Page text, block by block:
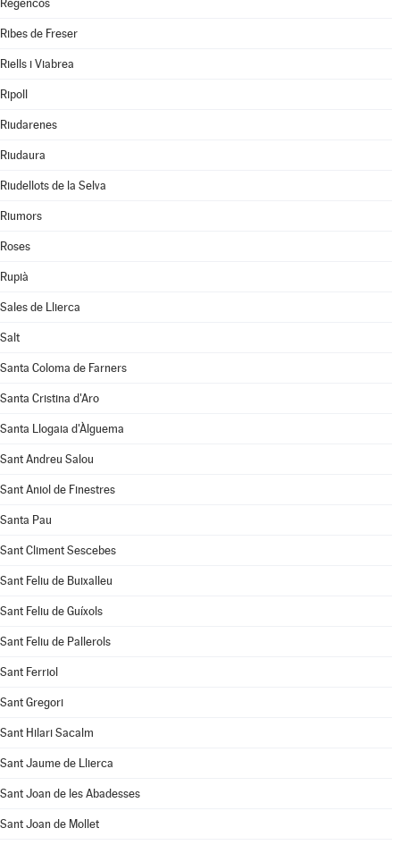
Regencós
Ribes de Freser
Riells i Viabrea
Ripoll
Riudarenes
Riudaura
Riudellots de la Selva
Riumors
Roses
Rupià
Sales de Llierca
Salt
Santa Coloma de Farners
Santa Cristina d'Aro
Santa Llogaia d'Àlguema
Sant Andreu Salou
Sant Aniol de Finestres
Santa Pau
Sant Climent Sescebes
Sant Feliu de Buixalleu
Sant Feliu de Guíxols
Sant Feliu de Pallerols
Sant Ferriol
Sant Gregori
Sant Hilari Sacalm
Sant Jaume de Llierca
Sant Joan de les Abadesses
Sant Joan de Mollet